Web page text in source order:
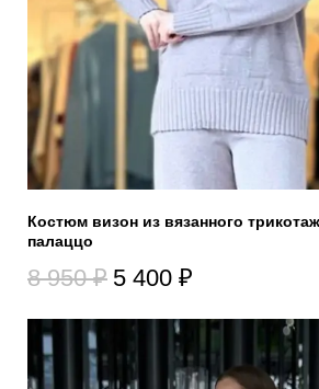
Костюм визон из вязанного
палаццо
8 950₽ 5 400 ₽